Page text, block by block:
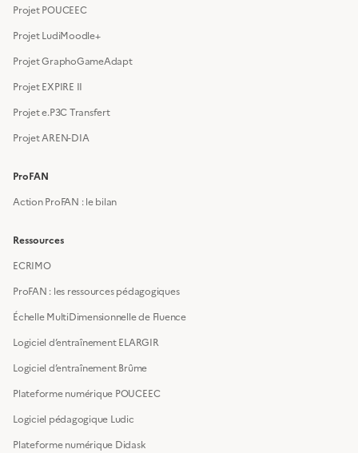
Projet POUCEEC
Projet LudiMoodle+
Projet GraphoGameAdapt
Projet EXPIRE II
Projet e.P3C Transfert
Projet AREN-DIA
ProFAN
Action ProFAN : le bilan
Ressources
ECRIMO
ProFAN : les ressources pédagogiques
Échelle MultiDimensionnelle de Fluence
Logiciel d’entraînement ELARGIR
Logiciel d’entraînement Brûme
Plateforme numérique POUCEEC
Logiciel pédagogique Ludic
Plateforme numérique Didask